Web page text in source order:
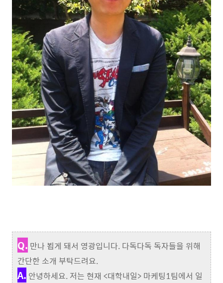
Q. 만나 뵙게 돼서 영광입니다. 다독다독 독자들을 위해
간단한 소개 부탁드려요.
A. 안녕하세요. 저는 현재 <대학내일> 마케팅1팀에서 일